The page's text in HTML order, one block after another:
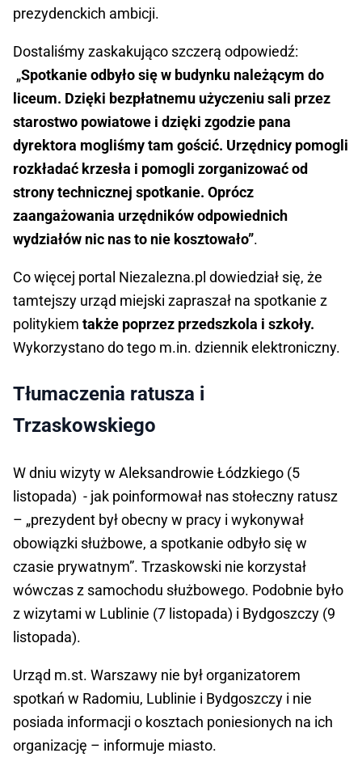
prezydenckich ambicji.
Dostaliśmy zaskakująco szczerą odpowiedź:
„Spotkanie odbyło się w budynku należącym do
liceum. Dzięki bezpłatnemu użyczeniu sali przez
starostwo powiatowe i dzięki zgodzie pana
dyrektora mogliśmy tam gościć. Urzędnicy pomogli
rozkładać krzesła i pomogli zorganizować od
strony technicznej spotkanie. Oprócz
zaangażowania urzędników odpowiednich
wydziałów nic nas to nie kosztowało”.
Co więcej portal Niezalezna.pl dowiedział się, że
tamtejszy urząd miejski zapraszał na spotkanie z
politykiem także poprzez przedszkola i szkoły.
Wykorzystano do tego m.in. dziennik elektroniczny.
Tłumaczenia ratusza i
Trzaskowskiego
W dniu wizyty w Aleksandrowie Łódzkiego (5
listopada) - jak poinformował nas stołeczny ratusz
– „prezydent był obecny w pracy i wykonywał
obowiązki służbowe, a spotkanie odbyło się w
czasie prywatnym”. Trzaskowski nie korzystał
wówczas z samochodu służbowego. Podobnie było
z wizytami w Lublinie (7 listopada) i Bydgoszczy (9
listopada).
Urząd m.st. Warszawy nie był organizatorem
spotkań w Radomiu, Lublinie i Bydgoszczy i nie
posiada informacji o kosztach poniesionych na ich
organizację – informuje miasto.